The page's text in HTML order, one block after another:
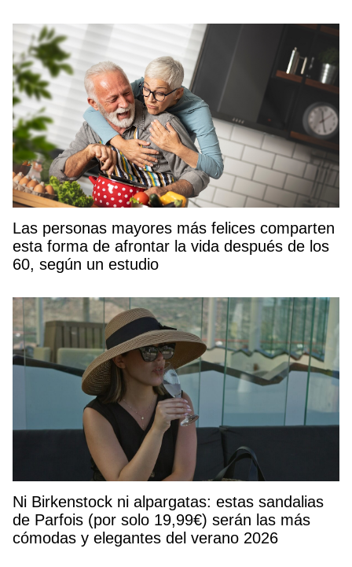
Las personas mayores más felices comparten
esta forma de afrontar la vida después de los
60, según un estudio
Ni Birkenstock ni alpargatas: estas sandalias
de Parfois (por solo 19,99€) serán las más
cómodas y elegantes del verano 2026